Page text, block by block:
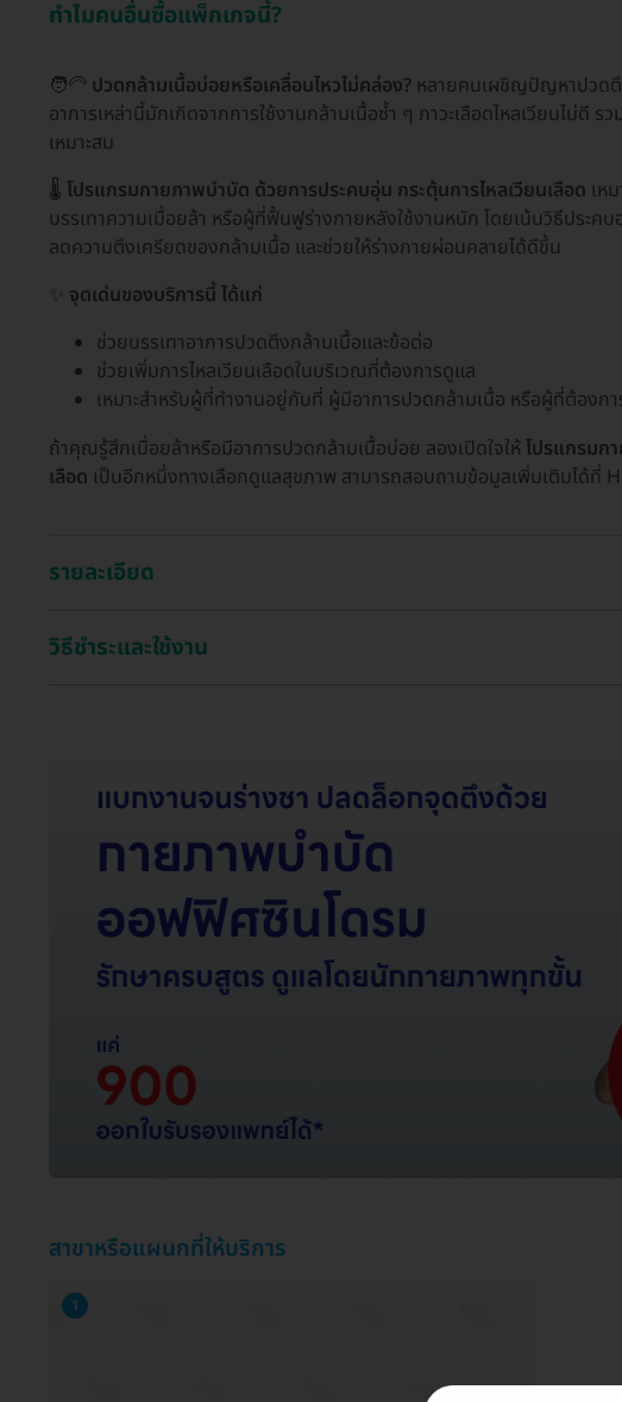
ทำไมคนอื่นซื้อแพ็กเกจนี้?
🧑‍🦳 ปวดกล้ามเนื้อบ่อยหรือเคลื่อนไหวไม่คล่อง? หลายคนเผชิญปัญหาปวดตึ
อาการเหล่านี้มักเกิดจากการใช้งานกล้ามเนื้อซ้ำ ๆ ภาวะเลือดไหลเวียนไม่ดี
เหมาะสม
🌡️ โปรแกรมกายภาพบำบัด ด้วยการประคบอุ่น กระตุ้นการไหลเวียนเลือด เห
บรรเทาความเมื่อยล้า หรือผู้ที่ฟื้นฟูร่างกายหลังใช้งานหนัก โดยเน้นวิธีประค
ลดความตึงเครียดของกล้ามเนื้อ และช่วยให้ร่างกายผ่อนคลายได้ดีขึ้น
จุดเด่นของบริการนี้ ได้แก่
ช่วยบรรเทาอาการปวดตึงกล้ามเนื้อและข้อต่อ
ช่วยเพิ่มการไหลเวียนเลือดในบริเวณที่ต้องการดูแล
เหมาะสำหรับผู้ที่ทำงานอยู่กับที่ ผู้มีอาการปวดกล้ามเนื้อ หรือผู้ที่ต้องก
ถ้าคุณรู้สึกเมื่อยล้าหรือมีอาการปวดกล้ามเนื้อบ่อย ลองเปิดใจให้ โปรแกรมก
เลือด เป็นอีกหนึ่งทางเลือกดูแลสุขภาพ สามารถสอบถามข้อมูลเพิ่มเติมได้ที่
รายละเอียด
วิธีชำระและใช้งาน
สาขาหรือแผนกที่ให้บริการ
1